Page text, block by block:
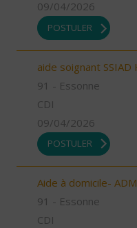
09/04/2026
POSTULER
aide soignant
91 - Essonne
CDI
09/04/2026
POSTULER
Aide à domicile-
91 - Essonne
CDI